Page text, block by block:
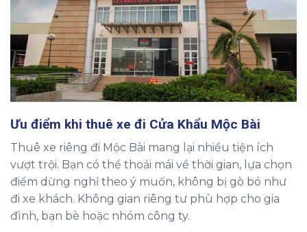
Ưu điểm khi thuê xe đi Cửa Khẩu Mộc Bài
Thuê xe riêng đi Mộc Bài mang lại nhiều tiện ích
vượt trội. Bạn có thể thoải mái về thời gian, lựa chọn
điểm dừng nghỉ theo ý muốn, không bị gò bó như
đi xe khách. Không gian riêng tư phù hợp cho gia
đình, bạn bè hoặc nhóm công ty.